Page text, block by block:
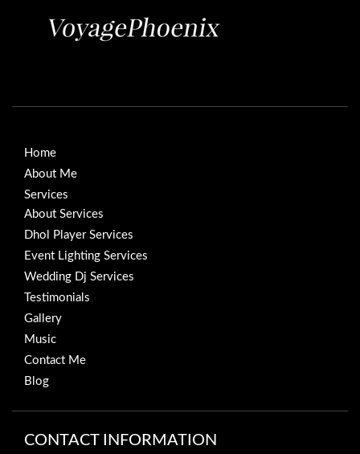
Home
About Me
Services
About Services
Dhol Player Services
Event Lighting Services
Wedding Dj Services
Testimonials
Gallery
Music
Contact Me
Blog
CONTACT INFORMATION